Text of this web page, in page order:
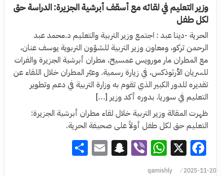
وزير التعليم في لقائه مع أسقف أبرشية الجزيرة: الدراسة حق
لكل طفل
الحرية -دينا عبد : اجتمع وزير التربية والتعليم د.محمد عبد
الرحمن تركو، ومعاون وزير التربية للشؤون التربوية يوسف عنان،
مع المطران مار مورويس عمسيح، مطران أبرشية الجزيرة والفرات
للسريان الأرثوذكس، في زيارة رسمية. وعبّر المطران خلال اللقاء عن
تقديره للدور الكبير الذي تقوم به وزارة التربية في دعم وتطوير
التعليم في سوريا. بدوره أكد وزير […]
ظهرت المقالة وزير التربية خلال لقاء مطران أبرشية الجزيرة:
التعليم حق لكل طفل أولاً على صحيفة الحرية.
Facebook
X
WhatsApp
Viber
Snapchat
Email
2025-11-20
qamishly